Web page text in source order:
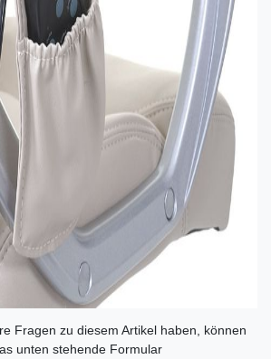
Fragen zu diesem Artikel haben, können
unten stehende Formular